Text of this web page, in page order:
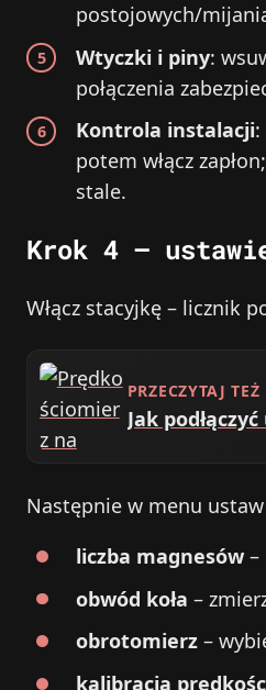
postojowych/
Wtyczki i piny:
połączenia
Kontrola instalacji
potem włącz
stale.
Krok 4 –
Włącz stacyjkę – licznik
PRZECZYTAJ TEŻ
Jak
Następnie w menu
liczba magnesów –
obwód koła –
obrotomierz –
kalibracja